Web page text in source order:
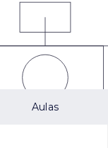
Aulas